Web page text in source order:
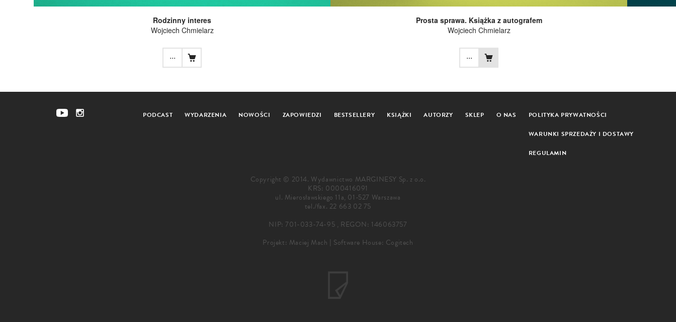
Rodzinny interes
Wojciech Chmielarz
...
Prosta sprawa. Książka z autografem
Wojciech Chmielarz
...
PODCAST WYDARZENIA NOWOŚCI ZAPOWIEDZI BESTSELLERY KSIĄŻKI AUTORZY SKLEP O NAS POLITYKA PRYWATNOŚCI
WARUNKI SPRZEDAŻY I DOSTAWY
REGULAMIN
Copyright © 2014. Wydawnictwo MARGINESY Sp. z o.o.
KRS: 0000416091
ul. Mierosławskiego 11a, 01-527 Warszawa
tel./fax. 22 663 02 75
NIP: 701-033-74-95 , REGON: 146063757
Projekt: Maciej Mach | Software House: Cogitech